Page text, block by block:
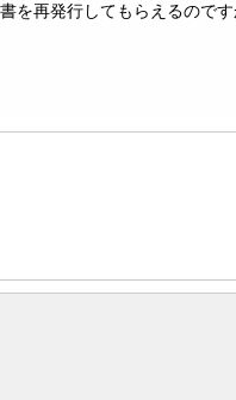
を再発行してもらえるのです